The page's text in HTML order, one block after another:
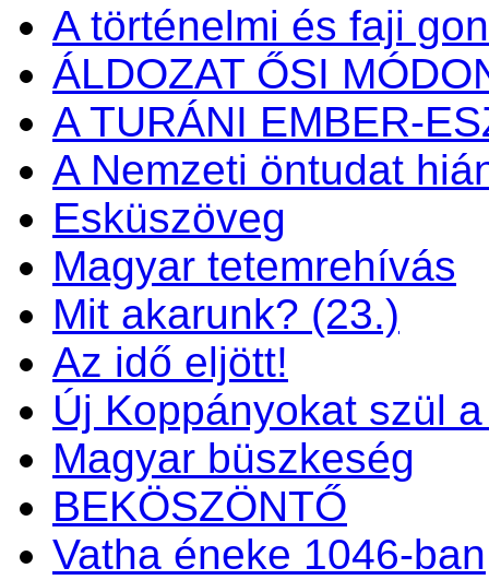
A történelmi és faji
ÁLDOZAT ŐSI
A TURÁNI EMBER-
A Nemzeti öntudat
Esküszöveg
Magyar tetemrehívás
Mit akarunk? (23.)
Az idő eljött!
Új Koppányokat szül
Magyar büszkeség
BEKÖSZÖNTŐ
Vatha éneke 1046-ban